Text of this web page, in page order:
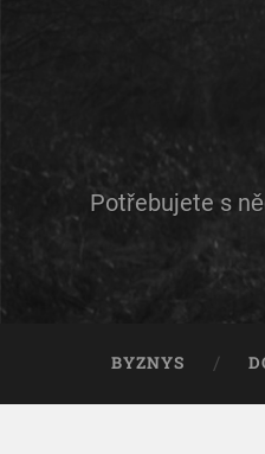
Potřebujete s
BYZNYS